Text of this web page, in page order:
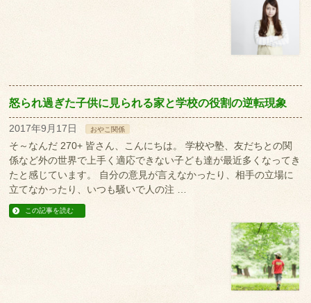
怒られ過ぎた子供に見られる家と学校の役割の逆転現象
2017年9月17日 おやこ関係
そ～なんだ 270+ 皆さん、こんにちは。 学校や塾、友だちとの関
係など外の世界で上手く適応できない子ども達が最近多くなってき
たと感じています。 自分の意見が言えなかったり、相手の立場に
立てなかったり、いつも騒いで人の注 …
この記事を読む